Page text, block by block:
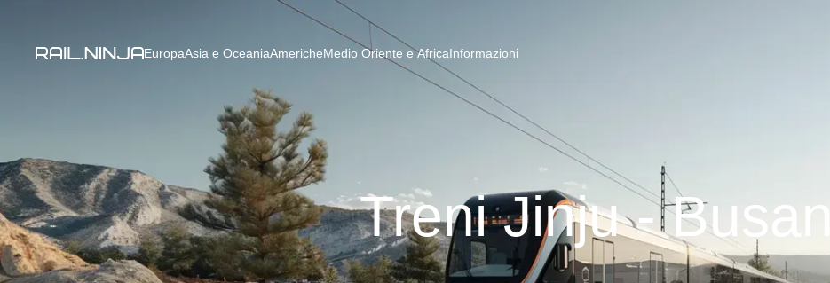
EuropaAsia e OceaniaAmericheMedio Oriente e AfricaInformazioni
Treni Jinju - Busan